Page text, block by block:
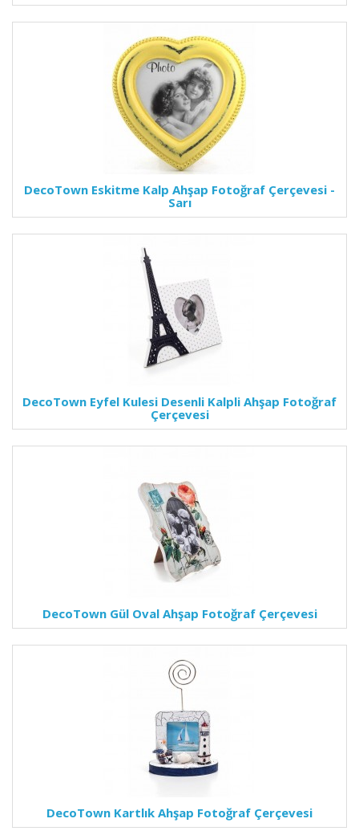
DecoTown Eskitme Kalp Ahşap Fotoğraf Çerçevesi -
Sarı
DecoTown Eyfel Kulesi Desenli Kalpli Ahşap Fotoğraf
Çerçevesi
DecoTown Gül Oval Ahşap Fotoğraf Çerçevesi
DecoTown Kartlık Ahşap Fotoğraf Çerçevesi